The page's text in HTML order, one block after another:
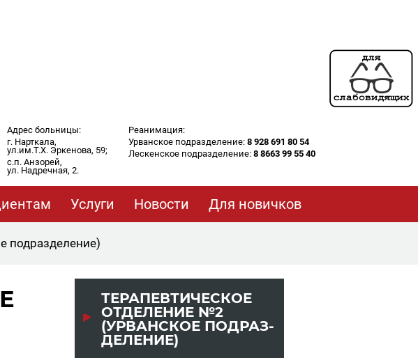
Адрес больницы:
г. Нарткала,
ул.им.Т.Х. Эркенова, 59;
с.п. Анзорей,
ул. Надречная, 2.
Реанимация:
Урванское подразделение: 8 928 691 80 54
Лескенское подразделение: 8 8663 99 55 40
Услуги Новости Для новичков
подразделение)
ТЕ­РА­ПЕВ­ТИ­ЧЕ­СКОЕ
ОТ­ДЕ­ЛЕ­НИЕ №2
(УРВАН­СКОЕ ПОД­РАЗ­
ДЕ­ЛЕ­НИЕ)